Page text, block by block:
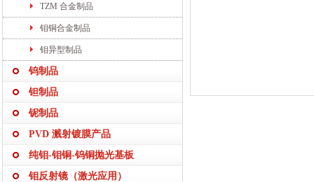
TZM 合金制品
钼铜合金制品
钼异型制品
钨制品
钽制品
铌制品
PVD 溅射镀膜产品
纯钼-钼铜-钨铜抛光基板
钼反射镜（激光应用）